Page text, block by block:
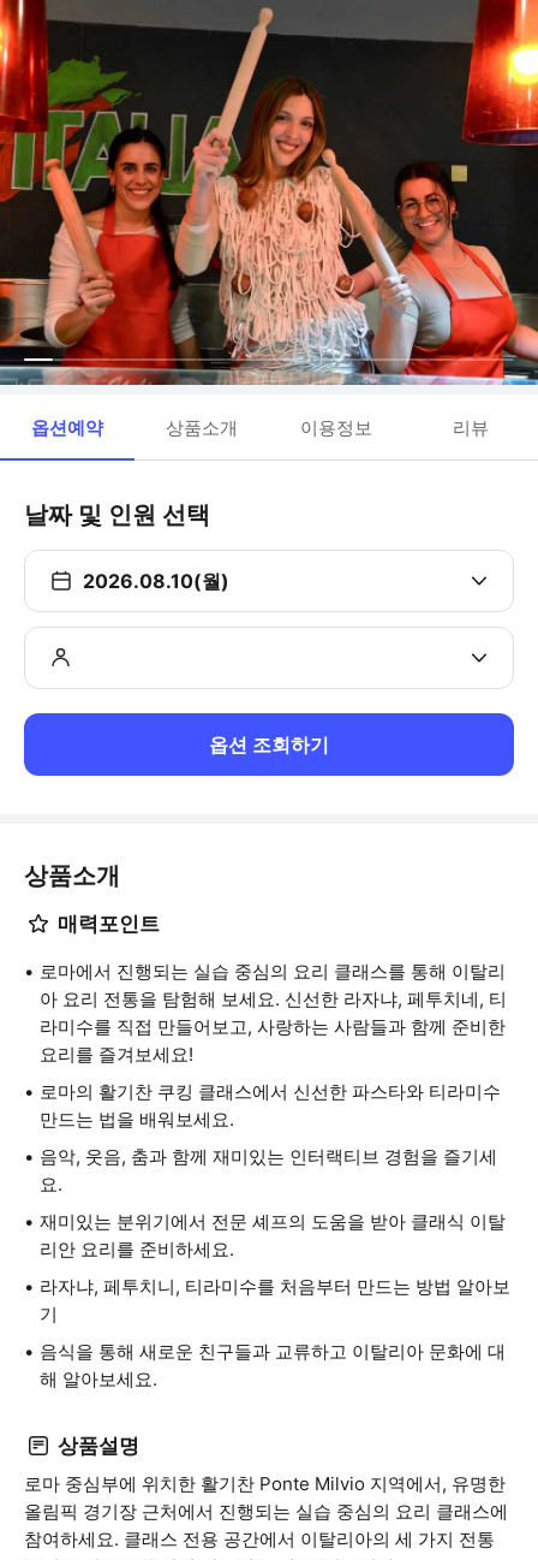
옵션예약 상품소개 이용정보 리뷰
날짜 및 인원 선택
2026.08.10(월)
옵션 조회하기
상품소개
매력포인트
로마에서 진행되는 실습 중심의 요리 클래스를 통해 이탈리
아 요리 전통을 탐험해 보세요. 신선한 라자냐, 페투치네, 티
라미수를 직접 만들어보고, 사랑하는 사람들과 함께 준비한
요리를 즐겨보세요!
로마의 활기찬 쿠킹 클래스에서 신선한 파스타와 티라미수
만드는 법을 배워보세요.
음악, 웃음, 춤과 함께 재미있는 인터랙티브 경험을 즐기세
요.
재미있는 분위기에서 전문 셰프의 도움을 받아 클래식 이탈
리안 요리를 준비하세요.
라자냐, 페투치니, 티라미수를 처음부터 만드는 방법 알아보
기
음식을 통해 새로운 친구들과 교류하고 이탈리아 문화에 대
해 알아보세요.
상품설명
로마 중심부에 위치한 활기찬 Ponte Milvio 지역에서, 유명한
올림픽 경기장 근처에서 진행되는 실습 중심의 요리 클래스에
참여하세요. 클래스 전용 공간에서 이탈리아의 세 가지 전통